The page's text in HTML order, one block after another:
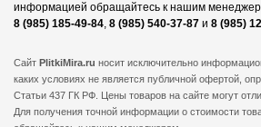
информацией обращайтесь к нашим
8 (985) 185-49-84, 8 (985) 540-37-87 и 8 (985)
Сайт PlitkiMira.ru носит исключительно
каких условиях не является публичной офертой,
Статьи 437 ГК РФ. Цены товаров на сайте могут
Для получения точной информации о стоимости